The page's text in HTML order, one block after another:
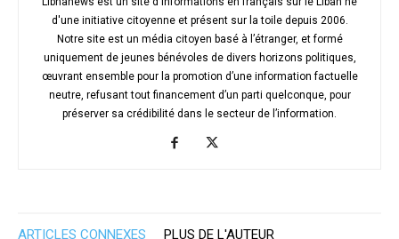
d'une initiative citoyenne et présent sur la toile depuis 2006.
Notre site est un média citoyen basé à l’étranger, et formé
uniquement de jeunes bénévoles de divers horizons politiques,
œuvrant ensemble pour la promotion d’une information factuelle
neutre, refusant tout financement d’un parti quelconque, pour
préserver sa crédibilité dans le secteur de l’information.
ARTICLES CONNEXES PLUS DE L'AUTEUR